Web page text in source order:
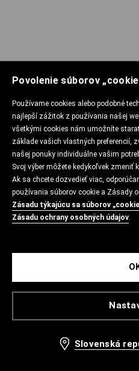
Povolenie súborov
Používame cookies alebo podobné
najlepší zážitok z používania našej
všetkými cookies nám umožníte
základe vašich vlastných preferencií,
našej ponuky individuálne vašim
Svoj výber môžete kedykoľvek zmeniť
Ak sa chcete dozvedieť viac,
používania súborov cookie a Zásady
Zásadu týkajúcu sa súborov
Zásadu ochrany osobných údajov.
Slovenská